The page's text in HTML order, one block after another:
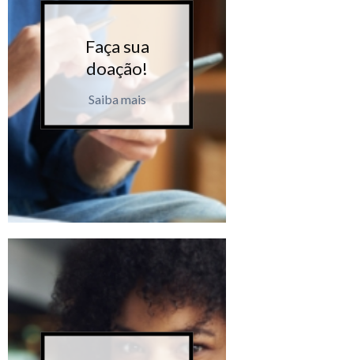
Faça sua
doação!
Saiba mais